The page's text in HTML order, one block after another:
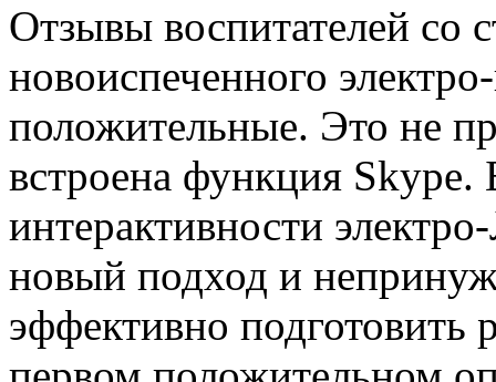
Отзывы воспитателей со
новоиспеченного
положительные. Это не
встроена функция Skype.
интерактивности
новый подход и
эффективно подготовить